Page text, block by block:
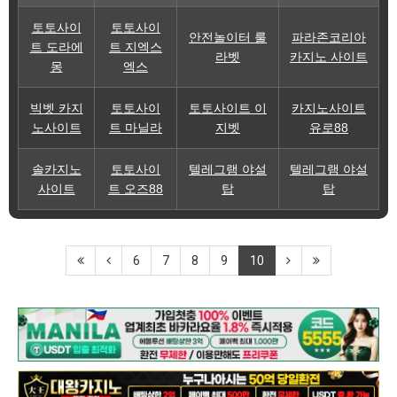
토토사이
트 도라에
몽
토토사이
트 지엑스
엑스
안전놀이터 룰
라벳
파라존코리아
카지노 사이트
빅벳 카지
노사이트
토토사이
트 마닐라
토토사이트 이
지벳
카지노사이트
유로88
솔카지노
사이트
토토사이
트 오즈88
텔레그램 야설
탑
텔레그램 야설
탑
6 7 8 9 10